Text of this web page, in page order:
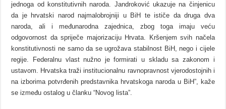
jednoga od konstitutivnih naroda. Jandroković ukazuje na činjenicu
da je hrvatski narod najmalobrojniji u BiH te ističe da druga dva
naroda, ali i međunarodna zajednica, zbog toga imaju veću
odgovornost da spriječe majorizaciju Hrvata. Kršenjem svih načela
konstitutivnosti ne samo da se ugrožava stabilnost BiH, nego i cijele
regije. Federalnu vlast nužno je formirati u skladu sa zakonom i
ustavom. Hrvatska traži institucionalnu ravnopravnost vjerodostojnih i
na izborima potvrđenih predstavnika hrvatskoga naroda u BiH”, kaže
se između ostalog u članku “Novog lista”.